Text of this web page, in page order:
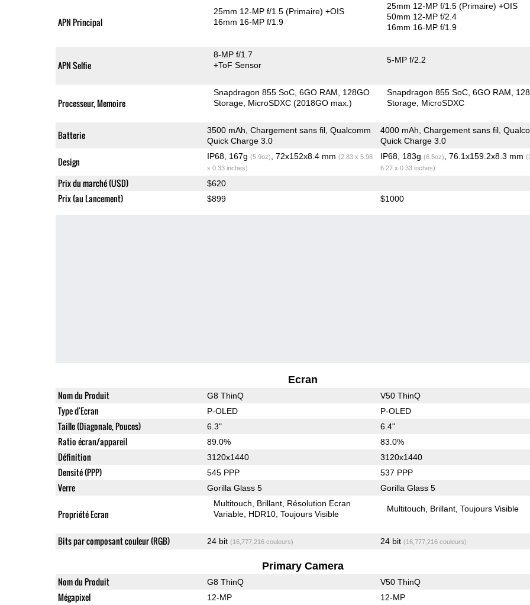
APN Principal
25mm 12-MP f/1.5(Primaire) +OIS
16mm 16-MP f/1.9
25mm 12-MP f/1.5(Primaire) +OIS
50mm 12-MP f/2.4
16mm 16-MP f/1.9
APN Selfie
8-MP f/1.7
+ToF Sensor
5-MP f/2.2
Processeur, Memoire
Snapdragon 855 SoC 6GO RAM
128GO
Storage MicroSDXC (2018GO max.)
Snapdragon 855 SoC 6GO RAM
Storage MicroSDXC
Batterie
3500 mAh, Chargement sans fil, Qualcomm
Quick Charge 3.0
4000 mAh, Chargement sans fil,
Quick Charge 3.0
Design IP68, 167g (5.9oz) , 72x152x8.4 mm (2.83 x 5.98
x 0.33 inches)
IP68, 183g (6.5oz) , 76.1x159.2x8.3 mm
6.27 x 0.33 inches)
Prix du marché (USD) $620
Prix (au Lancement) $899 $1000
Ecran
Nom du Produit G8 ThinQ V50 ThinQ
Type d'Ecran P-OLED P-OLED
Taille (Diagonale, Pouces) 6.3" 6.4"
Ratio écran/appareil 89.0% 83.0%
Définition 3120x1440 3120x1440
Densité (PPP) 545 PPP 537 PPP
Verre Gorilla Glass 5 Gorilla Glass 5
Propriété Ecran
Multitouch Brillant Résolution Ecran
Variable HDR10 Toujours Visible
Multitouch Brillant Toujours Visible
Bits par composant couleur (RGB) 24 bit (16,777,216 couleurs) 24 bit (16,777,216 couleurs)
Primary Camera
Nom du Produit G8 ThinQ V50 ThinQ
Mégapixel 12-MP 12-MP